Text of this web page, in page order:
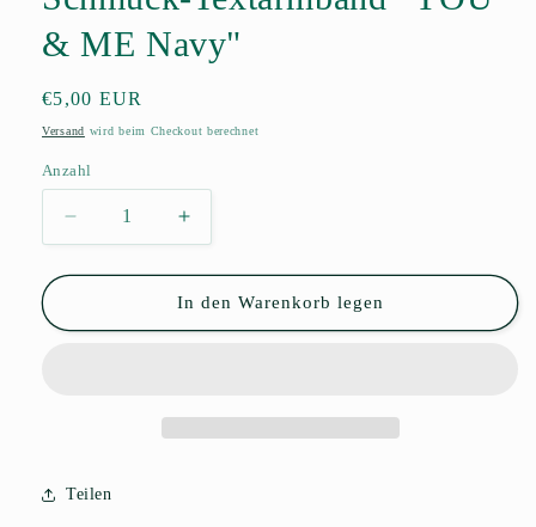
& ME Navy"
Normaler
Preis
€5,00 EUR
Versand wird beim Checkout berechnet
Anzahl
Anzahl
Verringere
die
Menge
Schmuck-
Erhöhe
die
Menge
für
Schmuck-
In den Warenkorb legen
Teilen